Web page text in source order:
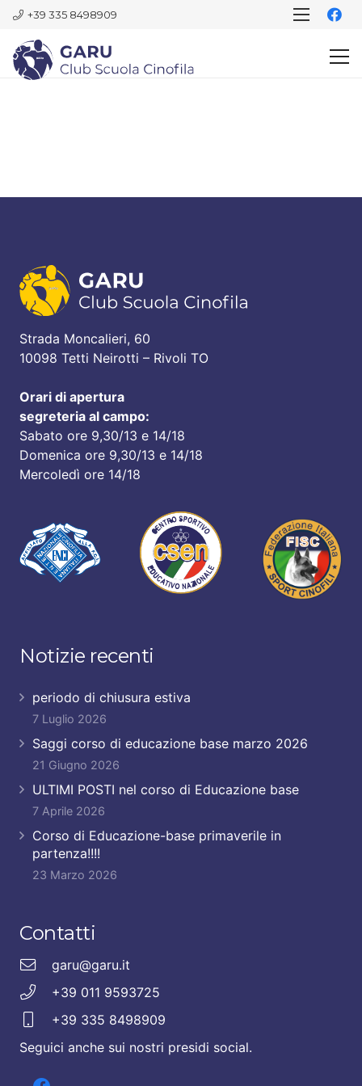
+39 335 8498909
Strada Moncalieri, 60
10098 Tetti Neirotti – Rivoli TO
Orari di apertura
segreteria al campo:
Sabato ore 9,30/13 e 14/18
Domenica ore 9,30/13 e 14/18
Mercoledì ore 14/18
Notizie recenti
periodo di chiusura estiva
7 Luglio 2026
Saggi corso di educazione base marzo 2026
21 Giugno 2026
ULTIMI POSTI nel corso di Educazione base
7 Aprile 2026
Corso di Educazione-base primaverile in
partenza!!!!
23 Marzo 2026
Contatti
garu@garu.it
+39 011 9593725
+39 335 8498909
Seguici anche sui nostri presidi social.